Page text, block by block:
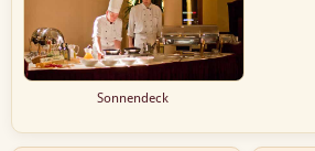
Sonnendeck